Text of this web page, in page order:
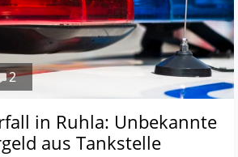
2
in Ruhla: Unbekannte
aus Tankstelle